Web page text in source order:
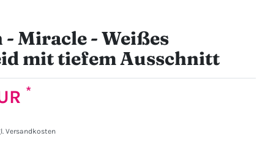
- Miracle - Weißes
mit tiefem Ausschnitt
*
Versandkosten